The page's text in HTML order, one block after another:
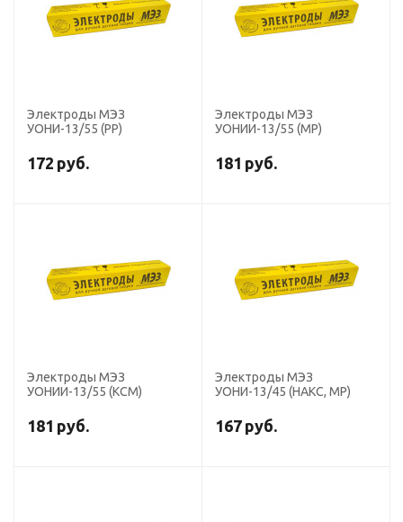
Электроды МЭЗ
УОНИ-13/55 (РР)
172 руб.
Электроды МЭЗ
УОНИИ-13/55 (МР)
181 руб.
Электроды МЭЗ
УОНИИ-13/55 (КСМ)
181 руб.
Электроды МЭЗ
УОНИ-13/45 (НАКС, МР)
167 руб.